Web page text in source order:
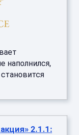
наполнился,
2.1.1: